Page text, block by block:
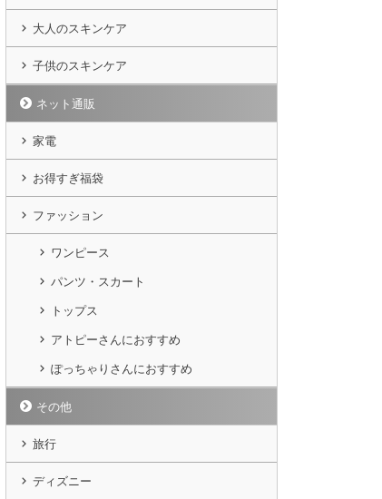
大人のスキンケア
子供のスキンケア
ネット通販
家電
お得すぎ福袋
ファッション
ワンピース
パンツ・スカート
トップス
アトピーさんにおすすめ
ぽっちゃりさんにおすすめ
その他
旅行
ディズニー